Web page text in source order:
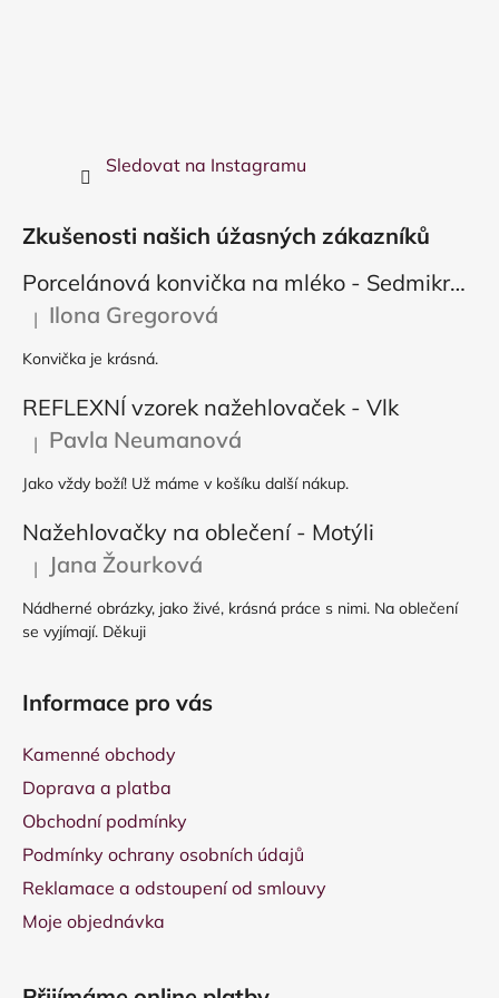
Sledovat na Instagramu
Zkušenosti našich úžasných zákazníků
Porcelánová konvička na mléko - Sedmikráska
Hodnocení produktu je 5 z 5 hvězdiček.
| Ilona Gregorová
Konvička je krásná.
REFLEXNÍ vzorek nažehlovaček - Vlk
Hodnocení produktu je 5 z 5 hvězdiček.
| Pavla Neumanová
Jako vždy boží! Už máme v košíku další nákup.
Nažehlovačky na oblečení - Motýli
Hodnocení produktu je 5 z 5 hvězdiček.
| Jana Žourková
Nádherné obrázky, jako živé, krásná práce s nimi. Na oblečení
se vyjímají. Děkuji
Informace pro vás
Kamenné obchody
Doprava a platba
Obchodní podmínky
Podmínky ochrany osobních údajů
Reklamace a odstoupení od smlouvy
Moje objednávka